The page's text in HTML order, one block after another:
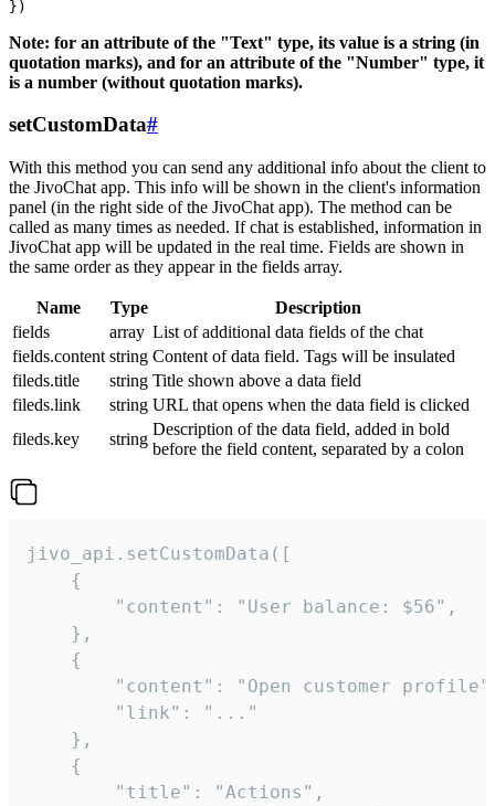
Note: for an attribute of the "Text" type, its value is a string (in
quotation marks), and for an attribute of the "Number" type, it
is a number (without quotation marks).
setCustomData#
With this method you can send any additional info about the client to
the JivoChat app. This info will be shown in the client's information
panel (in the right side of the JivoChat app). The method can be
called as many times as needed. If chat is established, information in
JivoChat app will be updated in the real time. Fields are shown in
the same order as they appear in the fields array.
Name Type
Description
fields
array List of additional data fields of the chat
fields.content string Content of data field. Tags will be insulated
fileds.title
string Title shown above a data field
fileds.link
string URL that opens when the data field is clicked
fileds.key
string
Description of the data field, added in bold
before the field content, separated by a colon
jivo_api.setCustomData([
    {
        "content": "User balance: $56",
    },
    {
"content": "Open customer
        "link": "..."
    },
    {
        "title": "Actions",